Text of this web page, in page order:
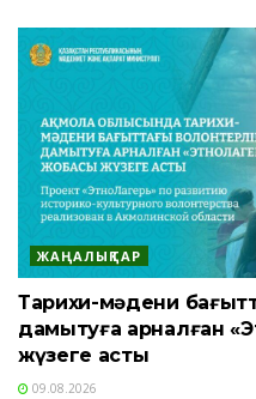
ЖАҢАЛЫҚТАР
Тарихи-мәдени
дамытуға арналған
жүзеге асты
09.08.2026